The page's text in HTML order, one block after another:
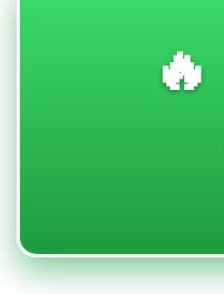
🔥 العب